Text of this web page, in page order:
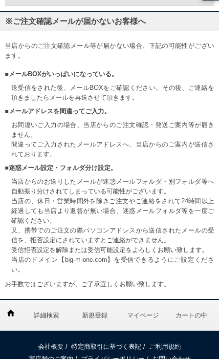
※ご注文確認メールが届かないお客様へ
当店からのご注文確認メール等が届かない場合、下記の可能性がござい
ます。
■メールBOXがいっぱいになっている。
送受信をされた後、メールBOXをご確認ください。その後、ご連絡を
頂きましたらメールを再送させて頂きます。
■メールアドレスを間違ってご入力。
お間違いご入力の場合、当店からのご注文確認・発送ご案内等が届き
ません。
間違ってご入力されたメールアドレスへ、当店からのご案内が送信さ
れております。
■迷惑メール設定・フォルダ分け設定。
当店からのお送りしたメールが迷惑メールフォルダ・別フォルダ等へ
自動振り分けされてしまっている可能性がございます。
当店の、休日・営業時間外を除きご注文やご連絡をされて24時間以上
経過しても当店より返答が無い場合、迷惑メールフォルダ等を一度ご
確認ください。
又、携帯でのご注文の際パソコンアドレスから送信されたメールの受
信を、拒否設定にされていますとご連絡ができません。
受信拒否設定を解除または受信可能設定をよろしくお願い致します。
当店のドメイン【big-m-one.com】を受信できるようにご設定くださ
い。
お手数ではございますが、ご了承宜しくお願い致します。
詳細検索 新規登録 マイページ カートの中
会社概要 / 特定商取引に基づく表記 /
ご利用規約